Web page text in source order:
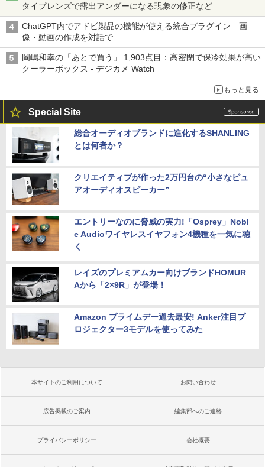
タイプレンズで露出アンダーになる現象の修正など
ChatGPT内でアドビ製品の機能が使える統合プラグイン 画
像・動画の作成を対話で
岡嶋和幸の「あとで買う」 1,903点目：高密閉で保冷効果が高い
クーラーボックス - デジカメ Watch
もっと見る
Special Site
総合オーディオブランドに進化するSHANLING
とは何者か？
クリエイティブが作った2万円台の“小さなピュ
アオーディオスピーカー”
エントリーなのに脅威の実力!「Osprey」Nobl
e Audioワイヤレスイヤフォン4機種を一気に聴
く
レイズのプレミアムカー向けブランドHOMUR
Aから「2×9R」が登場！
Amazon プライムデー過去最安! Anker注目プ
ロジェクター3モデルを使ってみた
本サイトのご利用について お問い合わせ
広告掲載のご案内 編集部へのご連絡
プライバシーポリシー 会社概要